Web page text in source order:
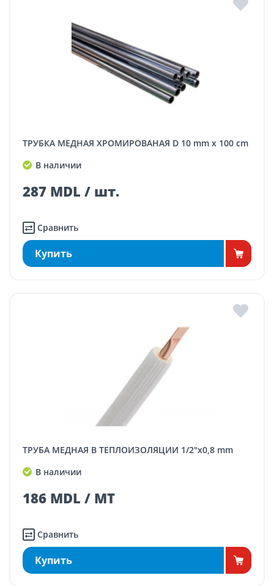
ТРУБКА МЕДНАЯ ХРОМИРОВАНАЯ D 10 mm x 100 cm
В наличии
287 MDL / шт.
Сравнить
Купить
ТРУБА МЕДНАЯ В ТЕПЛОИЗОЛЯЦИИ 1/2"x0,8 mm
В наличии
186 MDL / MT
Сравнить
Купить